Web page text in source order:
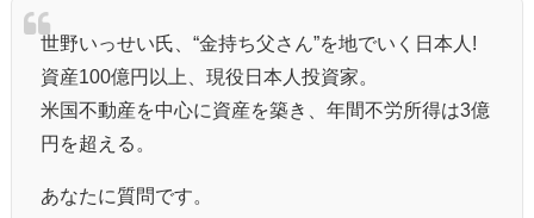
世野いっせい氏、“金持ち父さん”を地でいく日本人!
資産100億円以上、現役日本人投資家。
米国不動産を中心に資産を築き、年間不労所得は3億
円を超える。
あなたに質問です。